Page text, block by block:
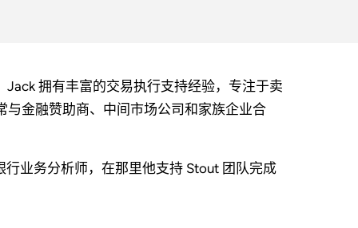
拥有丰富的交易执行支持经验，专注于卖
金融赞助商、中间市场公司和家族企业合
业务分析师，在那里他支持 Stout 团队完成